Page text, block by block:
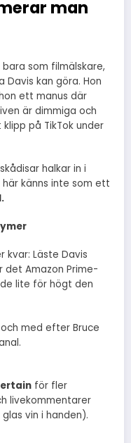
man
som filmälskare,
Davis kan göra. Hon
ett manus där
är dimmiga och
på TikTok under
halkar in i
känns inte som ett
kvar: Läste Davis
det Amazon Prime-
lite för högt den
med efter Bruce
för fler
livekommentarer
vin i handen).